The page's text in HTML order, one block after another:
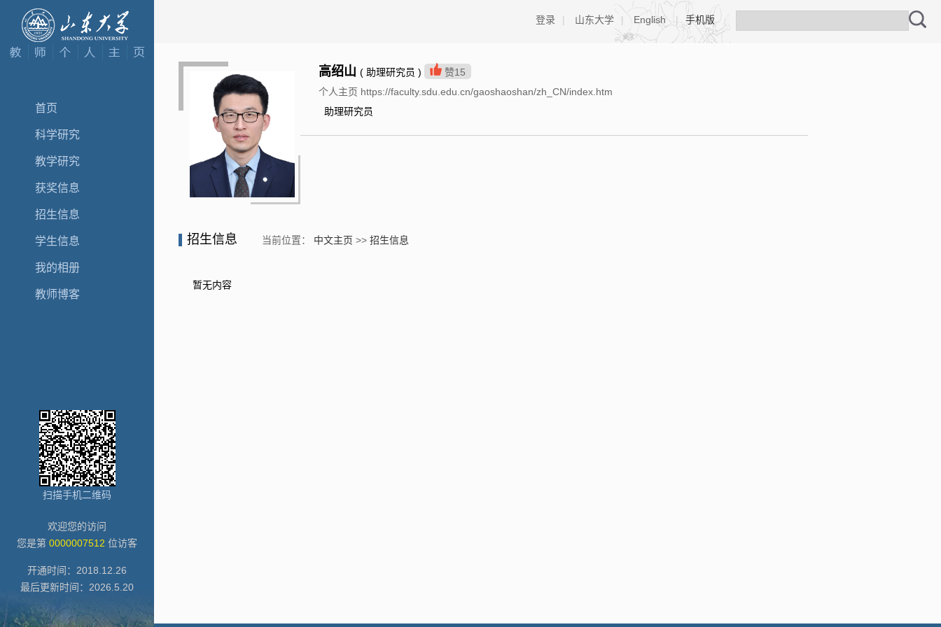
首页
科学研究
教学研究
获奖信息
招生信息
学生信息
我的相册
教师博客
扫描手机二维码
欢迎您的访问
您是第 0000007512 位访客
开通时间： 2018 12 26
最后更新时间： 2026 5 20
登录 | 山东大学 | English | 手机版
高绍山 ( 助理研究员 ) 赞15
个人主页 https://faculty.sdu.edu.cn/gaoshaoshan/zh_CN/index.htm
助理研究员
招生信息 当前位置： 中文主页 >> 招生信息
暂无内容